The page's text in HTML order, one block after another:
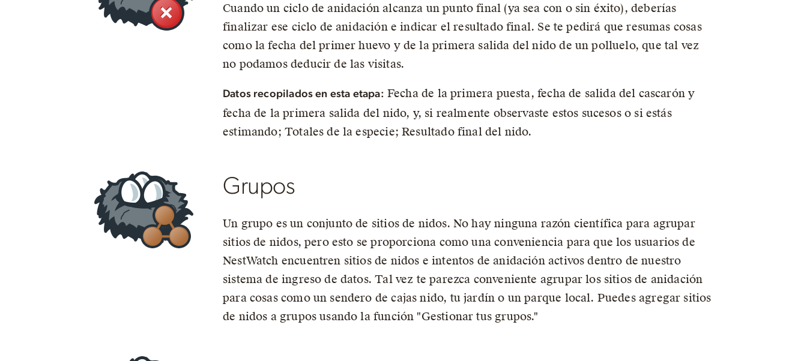
Cuando un ciclo de anidación alcanza un punto final (ya sea con o sin éxito), deberías
finalizar ese ciclo de anidación e indicar el resultado final. Se te pedirá que resumas cosas
como la fecha del primer huevo y de la primera salida del nido de un polluelo, que tal vez
no podamos deducir de las visitas.
Datos recopilados en esta etapa: Fecha de la primera puesta, fecha de salida del cascarón y
fecha de la primera salida del nido, y, si realmente observaste estos sucesos o si estás
estimando; Totales de la especie; Resultado final del nido.
Grupos
Un grupo es un conjunto de sitios de nidos. No hay ninguna razón científica para agrupar
sitios de nidos, pero esto se proporciona como una conveniencia para que los usuarios de
NestWatch encuentren sitios de nidos e intentos de anidación activos dentro de nuestro
sistema de ingreso de datos. Tal vez te parezca conveniente agrupar los sitios de anidación
para cosas como un sendero de cajas nido, tu jardín o un parque local. Puedes agregar sitios
de nidos a grupos usando la función Gestionar tus grupos.